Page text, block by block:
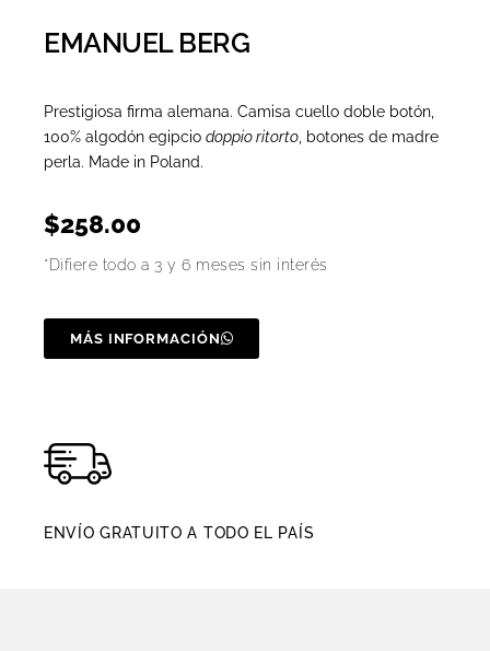
EMANUEL BERG
Prestigiosa firma alemana. Camisa cuello doble botón,
100% algodón egipcio doppio ritorto , botones de madre
perla. Made in Poland.
$258.00
*Difiere todo a 3 y 6 meses sin interés
MÁS INFORMACIÓN
ENVÍO GRATUITO A TODO EL PAÍS